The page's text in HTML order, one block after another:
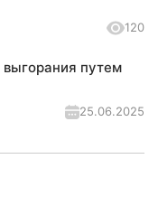
120
путем
25.06.2025